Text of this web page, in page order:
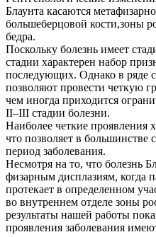
Блаунта касаются
большеберцовой кости,зоны
бедра.
Поскольку болезнь имеет
стадии характерен набор
последующих. Однако в ряде
позволяют провести четкую
чем иногда приходится
II–III стадии болезни.
Наиболее четкие проявления
что позволяет в большинстве
период заболевания.
Несмотря на то, что болезнь
физарным дисплазиям, когда
протекает в определенном
во внутреннем отделе зоны
результаты нашей работы
проявления заболевания